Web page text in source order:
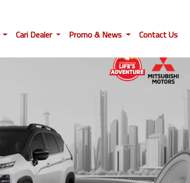
Cari Dealer Promo & News Contact Us